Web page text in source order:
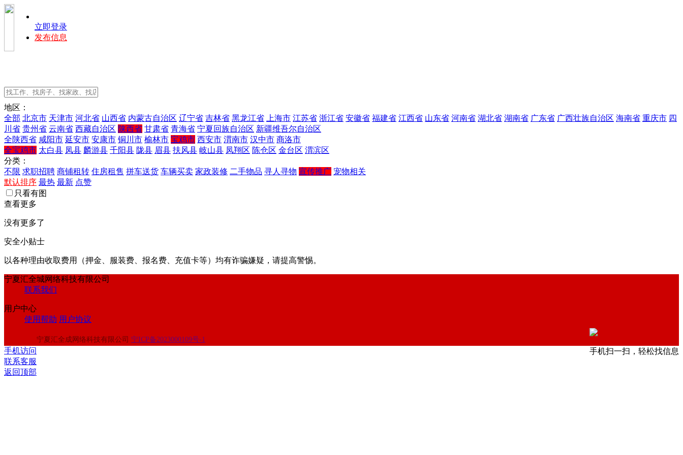
立即登录
发布信息
地区：
全部 北京市 天津市 河北省 山西省 内蒙古自治区 辽宁省 吉林省 黑龙江省 上海市 江苏省 浙江省 安徽省 福建省 江西省 山东省 河南省 湖北省 湖南省 广东省 广西壮族自治区 海南省 重庆市 四
川省 贵州省 云南省 西藏自治区 陕西省 甘肃省 青海省 宁夏回族自治区 新疆维吾尔自治区
全陕西省 咸阳市 延安市 安康市 铜川市 榆林市 宝鸡市 西安市 渭南市 汉中市 商洛市
全宝鸡市 太白县 凤县 麟游县 千阳县 陇县 眉县 扶风县 岐山县 凤翔区 陈仓区 金台区 渭滨区
分类：
不限 求职招聘 商铺租转 住房租售 拼车送货 车辆买卖 家政装修 二手物品 寻人寻物 宣传推广 宠物相关
默认排序 最热 最新 点赞
只看有图
查看更多
没有更多了
安全小贴士
以各种理由收取费⽤（押⾦、服装费、报名费、充值卡等）均有诈骗嫌疑，请提⾼警惕。
宁夏汇全城网络科技有限公司
联系我们
用户中心
使用帮助 用户协议
手机扫一扫，轻松找信息
宁夏汇全成网络科技有限公司 宁ICP备2023000109号-1
手机访问
联系客服
返回顶部